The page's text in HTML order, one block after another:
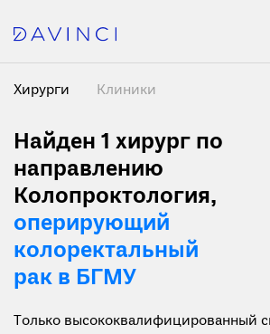
Хирурги Клиники
Найден 1 хирург по
направлению
Колопроктология,
оперирующий
колоректальный
рак в БГМУ
Только высококвалифицированный